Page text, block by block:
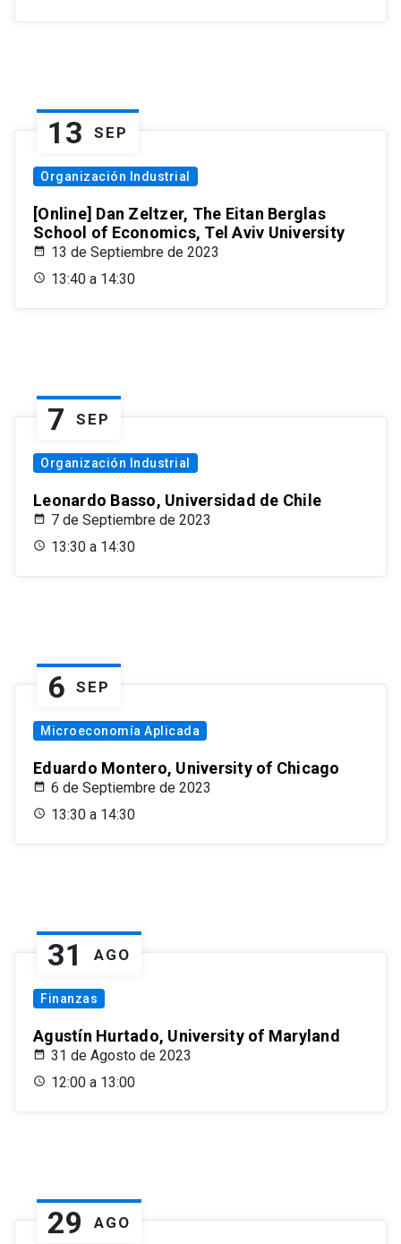
13 SEP
Organización Industrial
[Online] Dan Zeltzer, The Eitan Berglas
School of Economics, Tel Aviv University
13 de Septiembre de 2023
13:40 a 14:30
7 SEP
Organización Industrial
Leonardo Basso, Universidad de Chile
7 de Septiembre de 2023
13:30 a 14:30
6 SEP
Microeconomía Aplicada
Eduardo Montero, University of Chicago
6 de Septiembre de 2023
13:30 a 14:30
31 AGO
Finanzas
Agustín Hurtado, University of Maryland
31 de Agosto de 2023
12:00 a 13:00
29 AGO